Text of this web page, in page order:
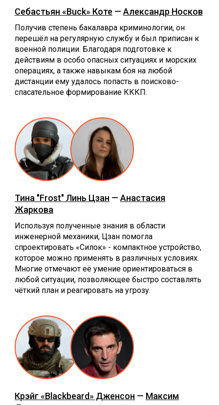
Себастьян «Buck» Коте — Александр Носков
Получив степень бакалавра криминологии, он
перешёл на регулярную службу и был приписан к
военной полиции. Благодаря подготовке к
действиям в особо опасных ситуациях и морских
операциях, а также навыкам боя на любой
дистанции ему удалось попасть в поисково-
спасательное формирование КККП.
Тина "Frost" Линь Цзан — Анастасия
Жаркова
Используя полученные знания в области
инженерной механики, Цзан помогла
спроектировать «Силок» - компактное устройство,
которое можно применять в различных условиях.
Многие отмечают её умение ориентироваться в
любой ситуации, позволяющее быстро составлять
чёткий план и реагировать на угрозу.
Крэйг «Blackbeard» Дженсон — Максим